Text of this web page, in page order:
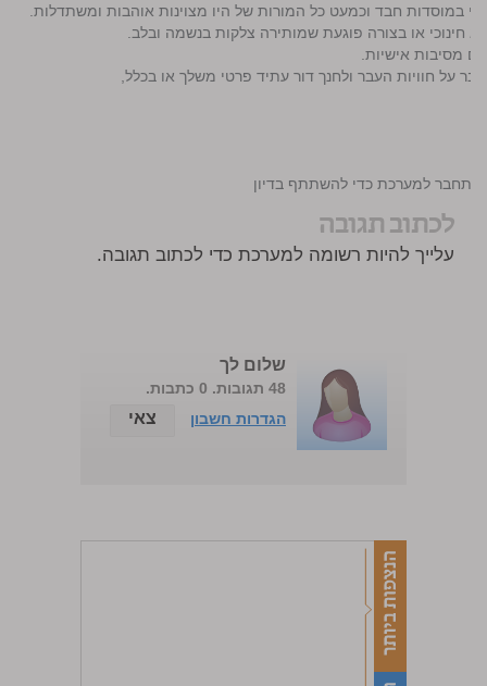
במוסדות חבד וכמעט כל המורות של היו מצוינות אוהבות ומשתדלות.
חינוכי או בצורה פוגעת שמותירה צלקות בנשמה ובלב.
גם מסיבות אישיות.
על חוויות העבר ולחנך דור עתיד פרטי משלך או בכלל,
התחבר למערכת כדי להשתתף בדיון
לכתוב תגובה
עלייך להיות רשומה למערכת כדי לכתוב תגובה.
שלום לך
48 תגובות. 0 כתבות.
הגדרות חשבון
צאי